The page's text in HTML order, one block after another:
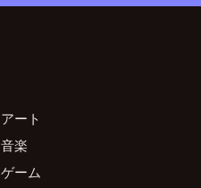
アート
音楽
ゲーム